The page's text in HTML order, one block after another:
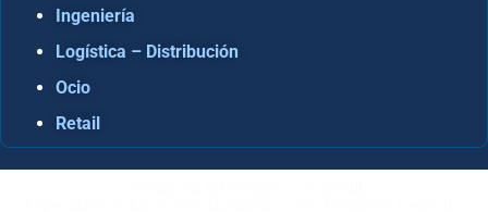
Ingeniería
Logística – Distribución
Ocio
Retail